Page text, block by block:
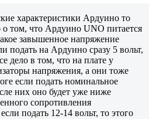
характеристики Ардуино то
том, что Ардуино UNO питается
завышенное напряжение
подать на Ардуино сразу 5 вольт,
дело в том, что на плате у
напряжения, а они тоже
если подать номинальное
них оно будет уже ниже
сопротивления
подать 12-14 вольт, то этого